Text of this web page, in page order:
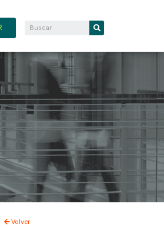
Volver